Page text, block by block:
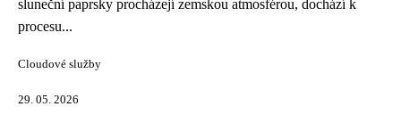
sluneční paprsky procházejí zemskou atmosférou, dochází k
procesu...
Cloudové služby
29. 05. 2026